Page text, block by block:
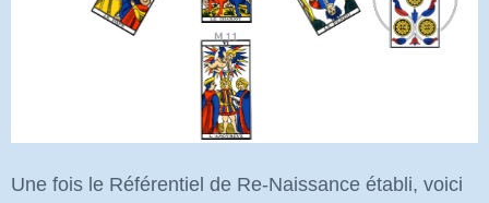
Une fois le Référentiel de Re-Naissance établi, voici